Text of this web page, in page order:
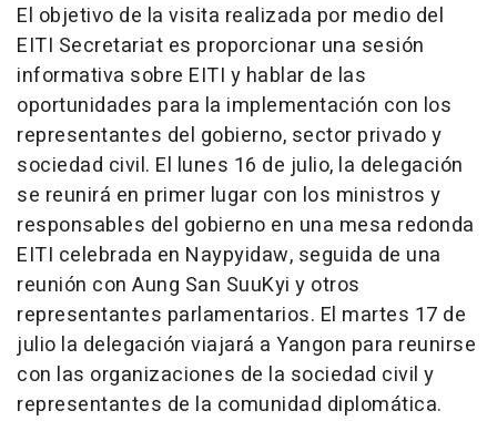
El objetivo de la visita realizada por medio del
EITI Secretariat es proporcionar una sesión
informativa sobre EITI y hablar de las
oportunidades para la implementación con los
representantes del gobierno, sector privado y
sociedad civil. El lunes 16 de julio, la delegación
se reunirá en primer lugar con los ministros y
responsables del gobierno en una mesa redonda
EITI celebrada en Naypyidaw, seguida de una
reunión con Aung San SuuKyi y otros
representantes parlamentarios. El martes 17 de
julio la delegación viajará a Yangon para reunirse
con las organizaciones de la sociedad civil y
representantes de la comunidad diplomática.